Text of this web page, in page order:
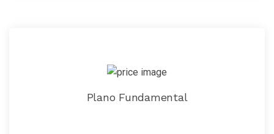
Plano Fundamental